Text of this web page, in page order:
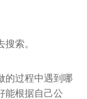
索。
的过程中遇到哪
能根据自己公